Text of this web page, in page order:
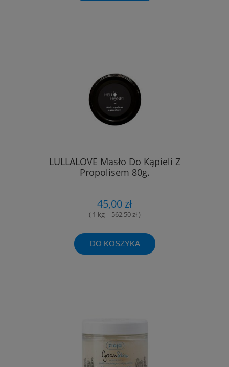
LULLALOVE Masło Do Kąpieli Z
Propolisem 80g.
45,00 zł
( 1 kg = 562,50 zł )
DO KOSZYKA